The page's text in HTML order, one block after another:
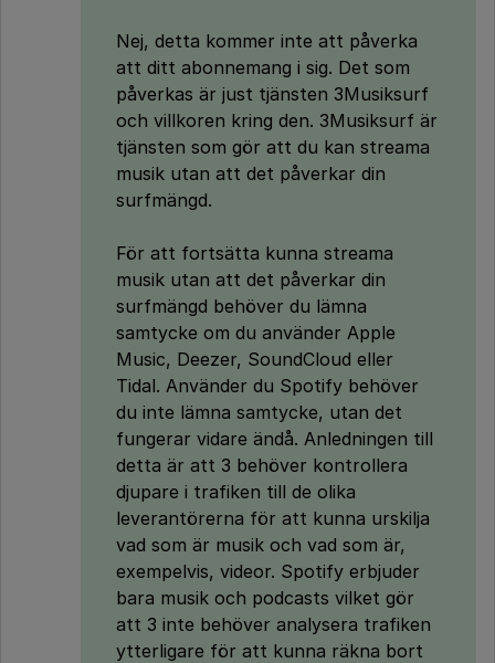
Nej, detta kommer inte att påverka
att ditt abonnemang i sig. Det som
påverkas är just tjänsten 3Musiksurf
och villkoren kring den. 3Musiksurf är
tjänsten som gör att du kan streama
musik utan att det påverkar din
surfmängd.
För att fortsätta kunna streama
musik utan att det påverkar din
surfmängd behöver du lämna
samtycke om du använder Apple
Music, Deezer, SoundCloud eller
Tidal. Använder du Spotify behöver
du inte lämna samtycke, utan det
fungerar vidare ändå. Anledningen till
detta är att 3 behöver kontrollera
djupare i trafiken till de olika
leverantörerna för att kunna urskilja
vad som är musik och vad som är,
exempelvis, videor. Spotify erbjuder
bara musik och podcasts vilket gör
att 3 inte behöver analysera trafiken
ytterligare för att kunna räkna bort